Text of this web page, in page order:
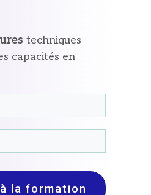
techniques
capacités en
la formation